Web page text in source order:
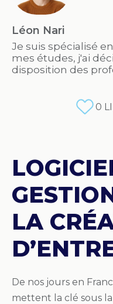
Léon Nari
Je suis spécialisé
mes études, j'ai
disposition des
0
LA
De nos jours en
mettent la clé sous